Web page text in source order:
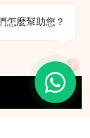
怎麼幫助您？
1